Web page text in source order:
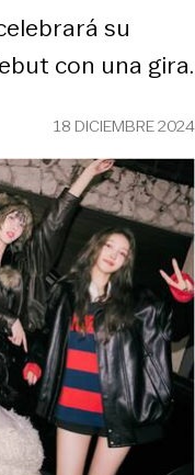
su
con una gira.
18 DICIEMBRE 2024